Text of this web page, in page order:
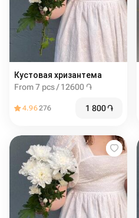
Кустовая хризантема
From 7 pcs / 12600 ֏
4.96276 1 800֏